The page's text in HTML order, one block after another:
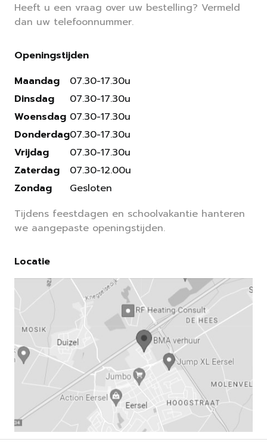
Heeft u een vraag over uw bestelling? Vermeld
dan uw telefoonnummer.
Openingstijden
Maandag
Dinsdag
Woensdag
Donderdag
Vrijdag
Zaterdag
Zondag
07.30-17.30u
07.30-17.30u
07.30-17.30u
07.30-17.30u
07.30-17.30u
07.30-12.00u
Gesloten
Tijdens feestdagen en schoolvakantie hanteren
we aangepaste openingstijden.
Locatie